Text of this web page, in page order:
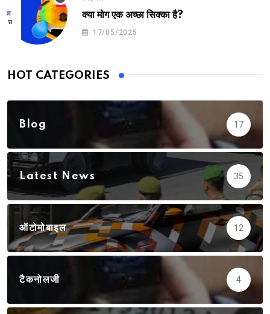
क्या मोग एक अच्छा सिक्का है?
17/05/2025
HOT CATEGORIES
Blog 17
Latest News 35
ऑटोमोबाइल 12
टैकनोलजी 4